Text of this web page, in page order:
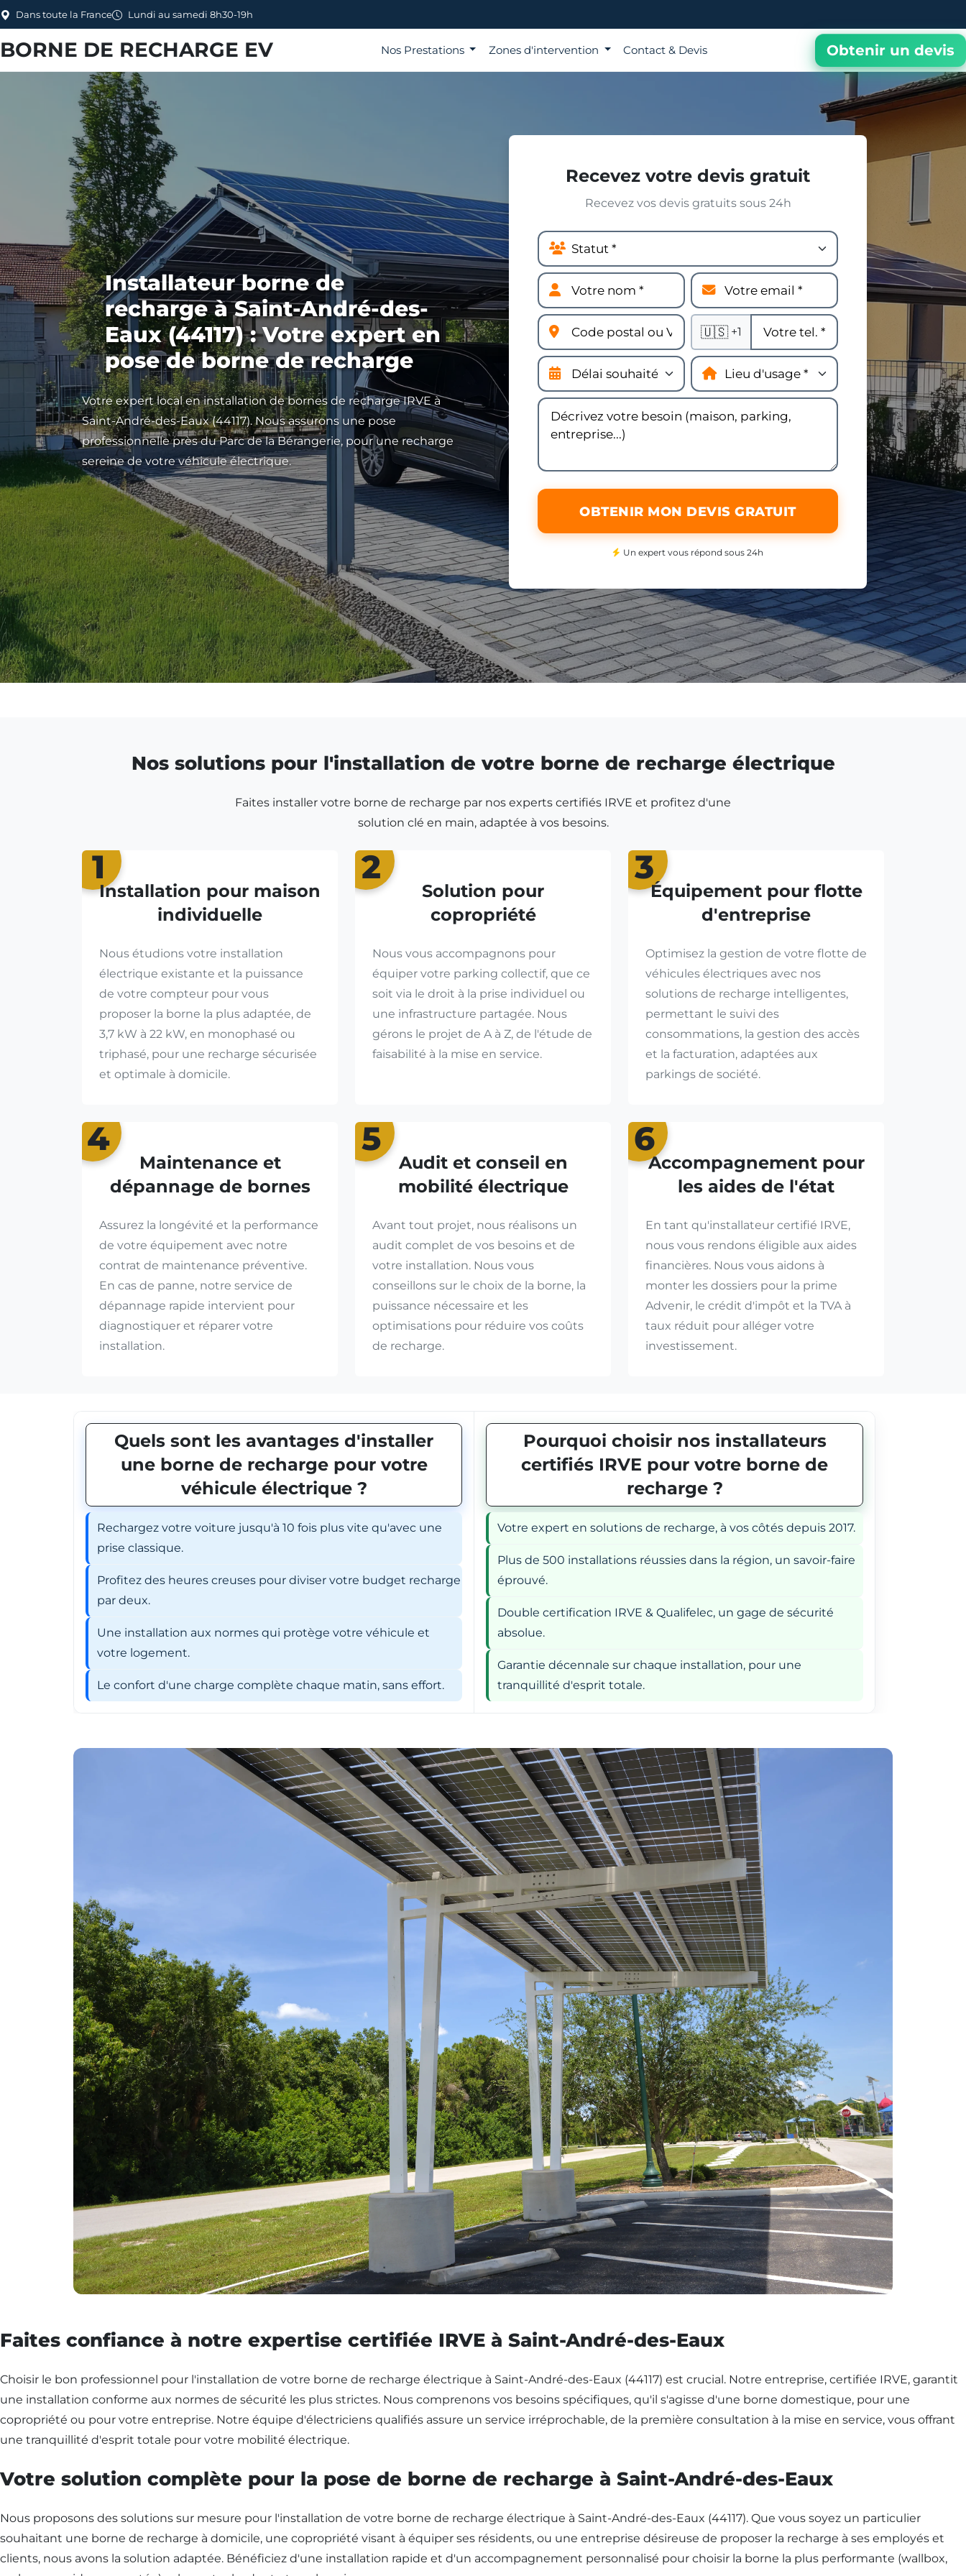
Dans toute la France Lundi au samedi 8h30-19h
BORNE DE RECHARGE EV Nos Prestations Zones d'intervention Contact & Devis Obtenir un devis
Installateur borne de
recharge à Saint-André-des-
Eaux (44117) : Votre expert en
pose de borne de recharge
Votre expert local en installation de bornes de recharge IRVE à
Saint-André-des-Eaux (44117). Nous assurons une pose
professionnelle près du Parc de la Bérangerie, pour une recharge
sereine de votre véhicule électrique.
Recevez votre devis gratuit
Recevez vos devis gratuits sous 24h
🇺🇸 +1
OBTENIR MON DEVIS GRATUIT
Un expert vous répond sous 24h
Nos solutions pour l'installation de votre borne de recharge électrique
Faites installer votre borne de recharge par nos experts certifiés IRVE et profitez d'une
solution clé en main, adaptée à vos besoins.
1
Installation pour maison
individuelle
Nous étudions votre installation
électrique existante et la puissance
de votre compteur pour vous
proposer la borne la plus adaptée, de
3,7 kW à 22 kW, en monophasé ou
triphasé, pour une recharge sécurisée
et optimale à domicile.
2
Solution pour
copropriété
Nous vous accompagnons pour
équiper votre parking collectif, que ce
soit via le droit à la prise individuel ou
une infrastructure partagée. Nous
gérons le projet de A à Z, de l'étude de
faisabilité à la mise en service.
3
Équipement pour flotte
d'entreprise
Optimisez la gestion de votre flotte de
véhicules électriques avec nos
solutions de recharge intelligentes,
permettant le suivi des
consommations, la gestion des accès
et la facturation, adaptées aux
parkings de société.
4
Maintenance et
dépannage de bornes
Assurez la longévité et la performance
de votre équipement avec notre
contrat de maintenance préventive.
En cas de panne, notre service de
dépannage rapide intervient pour
diagnostiquer et réparer votre
installation.
5
Audit et conseil en
mobilité électrique
Avant tout projet, nous réalisons un
audit complet de vos besoins et de
votre installation. Nous vous
conseillons sur le choix de la borne, la
puissance nécessaire et les
optimisations pour réduire vos coûts
de recharge.
6
Accompagnement pour
les aides de l'état
En tant qu'installateur certifié IRVE,
nous vous rendons éligible aux aides
financières. Nous vous aidons à
monter les dossiers pour la prime
Advenir, le crédit d'impôt et la TVA à
taux réduit pour alléger votre
investissement.
Quels sont les avantages d'installer
une borne de recharge pour votre
véhicule électrique ?
Rechargez votre voiture jusqu'à 10 fois plus vite qu'avec une
prise classique.
Profitez des heures creuses pour diviser votre budget recharge
par deux.
Une installation aux normes qui protège votre véhicule et
votre logement.
Le confort d'une charge complète chaque matin, sans effort.
Pourquoi choisir nos installateurs
certifiés IRVE pour votre borne de
recharge ?
Votre expert en solutions de recharge, à vos côtés depuis 2017.
Plus de 500 installations réussies dans la région, un savoir-faire
éprouvé.
Double certification IRVE & Qualifelec, un gage de sécurité
absolue.
Garantie décennale sur chaque installation, pour une
tranquillité d'esprit totale.
Faites confiance à notre expertise certifiée IRVE à Saint-André-des-Eaux
Choisir le bon professionnel pour l'installation de votre borne de recharge électrique à Saint-André-des-Eaux (44117) est crucial. Notre entreprise, certifiée IRVE, garantit
une installation conforme aux normes de sécurité les plus strictes. Nous comprenons vos besoins spécifiques, qu'il s'agisse d'une borne domestique, pour une
copropriété ou pour votre entreprise. Notre équipe d'électriciens qualifiés assure un service irréprochable, de la première consultation à la mise en service, vous offrant
une tranquillité d'esprit totale pour votre mobilité électrique.
Votre solution complète pour la pose de borne de recharge à Saint-André-des-Eaux
Nous proposons des solutions sur mesure pour l'installation de votre borne de recharge électrique à Saint-André-des-Eaux (44117). Que vous soyez un particulier
souhaitant une borne de recharge à domicile, une copropriété visant à équiper ses résidents, ou une entreprise désireuse de proposer la recharge à ses employés et
clients, nous avons la solution adaptée. Bénéficiez d'une installation rapide et d'un accompagnement personnalisé pour choisir la borne la plus performante (wallbox,